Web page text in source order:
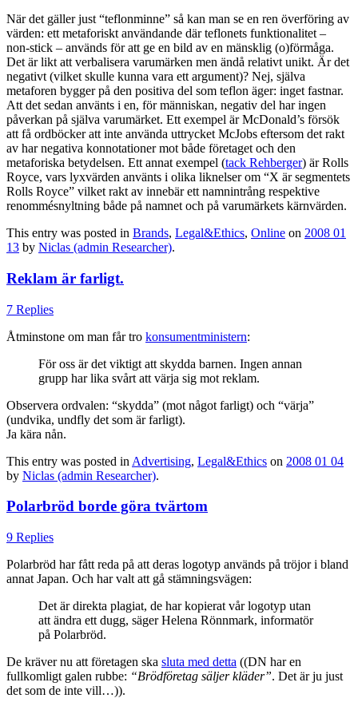
När det gäller just “teflonminne” så kan man se en ren överföring av
värden: ett metaforiskt användande där teflonets funktionalitet –
non-stick – används för att ge en bild av en mänsklig (o)förmåga.
Det är likt att verbalisera varumärken men ändå relativt unikt. Är det
negativt (vilket skulle kunna vara ett argument)? Nej, själva
metaforen bygger på den positiva del som teflon äger: inget fastnar.
Att det sedan använts i en, för människan, negativ del har ingen
påverkan på själva varumärket. Ett exempel är McDonald’s försök
att få ordböcker att inte använda uttrycket McJobs eftersom det rakt
av har negativa konnotationer mot både företaget och den
metaforiska betydelsen. Ett annat exempel (tack Rehberger) är Rolls
Royce, vars lyxvärden använts i olika liknelser om “X är segmentets
Rolls Royce” vilket rakt av innebär ett namnintrång respektive
renommésnyltning både på namnet och på varumärkets kärnvärden.
This entry was posted in Brands, Legal&Ethics, Online on 2008 01
13 by Niclas (admin Researcher).
Reklam är farligt.
7 Replies
Åtminstone om man får tro konsumentministern:
För oss är det viktigt att skydda barnen. Ingen annan
grupp har lika svårt att värja sig mot reklam.
Observera ordvalen: “skydda” (mot något farligt) och “värja”
(undvika, undfly det som är farligt).
Ja kära nån.
This entry was posted in Advertising, Legal&Ethics on 2008 01 04
by Niclas (admin Researcher).
Polarbröd borde göra tvärtom
9 Replies
Polarbröd har fått reda på att deras logotyp används på tröjor i bland
annat Japan. Och har valt att gå stämningsvägen:
Det är direkta plagiat, de har kopierat vår logotyp utan
att ändra ett dugg, säger Helena Rönnmark, informatör
på Polarbröd.
De kräver nu att företagen ska sluta med detta ((DN har en
fullkomligt galen rubbe: “Brödföretag säljer kläder”. Det är ju just
det som de inte vill…)).